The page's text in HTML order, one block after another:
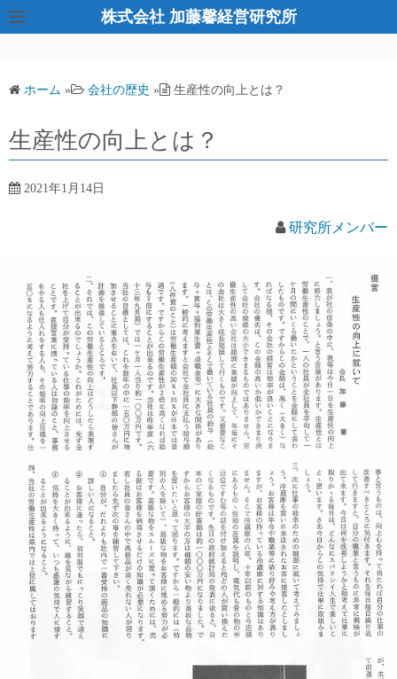
コ
ン
ス
ッ
株式会社 加藤馨経営研究所
ホーム » 会社の歴史 » 生産性の向上とは？
生産性の向上とは？
2021年1月14日
研究所メンバー